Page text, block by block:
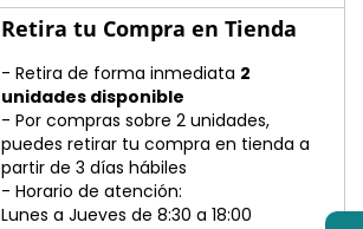
Retira tu Compra en Tienda
- Retira de forma inmediata 2
unidades disponible
- Por compras sobre 2 unidades,
puedes retirar tu compra en tienda a
partir de 3 días hábiles
- Horario de atención:
Lunes a Jueves de 8:30 a 18:00